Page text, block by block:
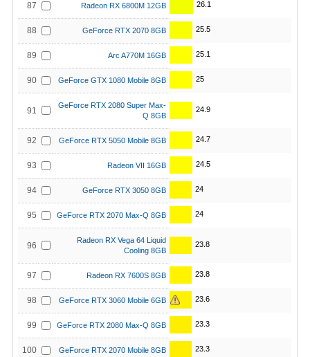
87 Radeon RX 6800M 12GB 26.1
88 GeForce RTX 2070 8GB 25.5
89 Arc A770M 16GB 25.1
90 GeForce GTX 1080 Mobile 8GB 25
91
GeForce RTX 2080 Super Max-
Q 8GB
24.9
92 GeForce RTX 5050 Mobile 8GB 24.7
93 Radeon VII 16GB 24.5
94 GeForce RTX 3050 8GB 24
95 GeForce RTX 2070 Max-Q 8GB 24
96
Radeon RX Vega 64 Liquid
Cooling 8GB
23.8
97 Radeon RX 7600S 8GB 23.8
98 GeForce RTX 3060 Mobile 6GB 23.6
99 GeForce RTX 2080 Max-Q 8GB 23.3
100 GeForce RTX 2070 Mobile 8GB 23.3